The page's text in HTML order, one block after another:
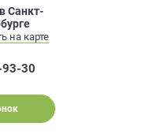
Санкт-
на карте
30